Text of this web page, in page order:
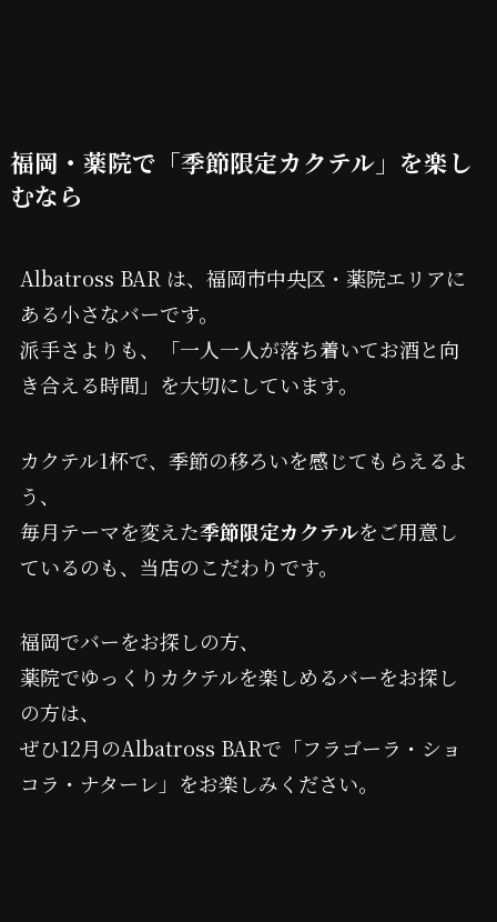
福岡・薬院で「季節限定カクテル」を楽し
むなら
Albatross BAR は、福岡市中央区・薬院エリアに
ある小さなバーです。
派手さよりも、「一人一人が落ち着いてお酒と向
き合える時間」を大切にしています。
カクテル1杯で、季節の移ろいを感じてもらえるよ
う、
毎月テーマを変えた季節限定カクテルをご用意し
ているのも、当店のこだわりです。
福岡でバーをお探しの方、
薬院でゆっくりカクテルを楽しめるバーをお探し
の方は、
ぜひ12月のAlbatross BARで「フラゴーラ・ショ
コラ・ナターレ」をお楽しみください。